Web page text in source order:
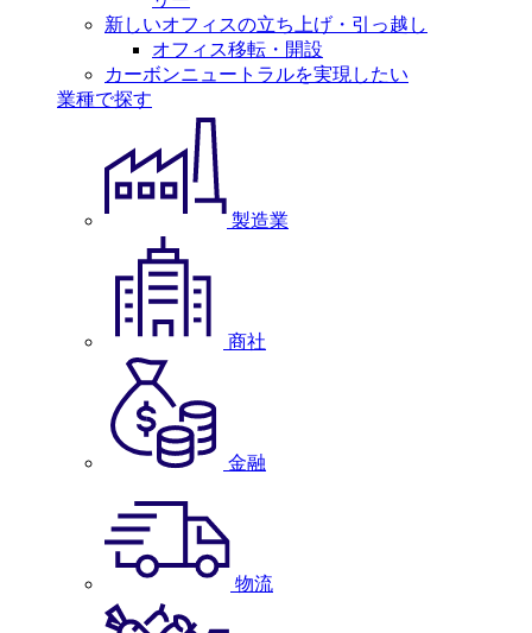
新しいオフィスの立ち上げ・引っ越し
オフィス移転・開設
カーボンニュートラルを実現したい
業種で探す
製造業
商社
金融
物流